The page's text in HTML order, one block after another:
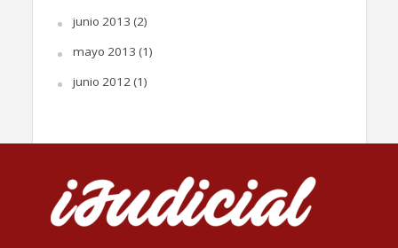
junio 2013 (2)
mayo 2013 (1)
junio 2012(1)